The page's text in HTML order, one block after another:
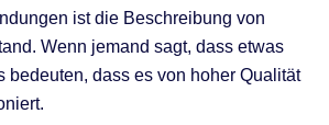
ist die Beschreibung von
Wenn jemand sagt, dass etwas
bedeuten, dass es von hoher Qualität